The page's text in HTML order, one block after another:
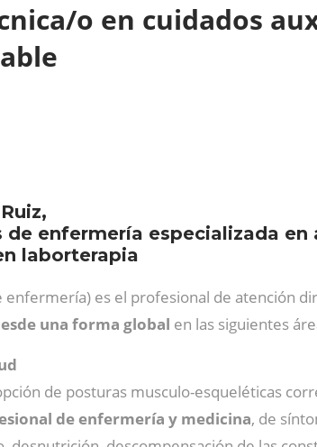
o en cuidados
de enfermería especializada
laborterapia
enfermería) es el profesional de atención
una forma global en las siguientes
de posturas musculo-esqueléticas
de enfermería y medicina, de